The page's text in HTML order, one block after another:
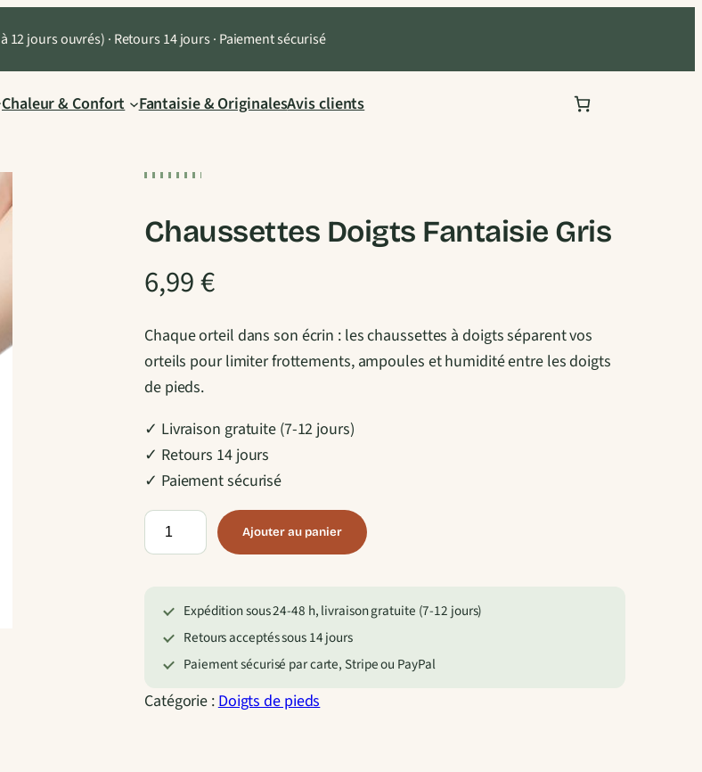
12 jours ouvrés) · Retours 14 jours · Paiement sécurisé
Chaleur & Confort Fantaisie & OriginalesAvis clients
Chaussettes Doigts Fantaisie Gris
6,99€
Chaque orteil dans son écrin : les chaussettes à doigts séparent vos
orteils pour limiter frottements, ampoules et humidité entre les doigts
de pieds.
✓ Livraison gratuite (7-12 jours)
✓ Retours 14 jours
✓ Paiement sécurisé
q
u
é
Ajouter au panier
Expédition sous 24-48 h, livraison gratuite (7-12 jours)
Retours acceptés sous 14 jours
Paiement sécurisé par carte, Stripe ou PayPal
Catégorie : Doigts de pieds